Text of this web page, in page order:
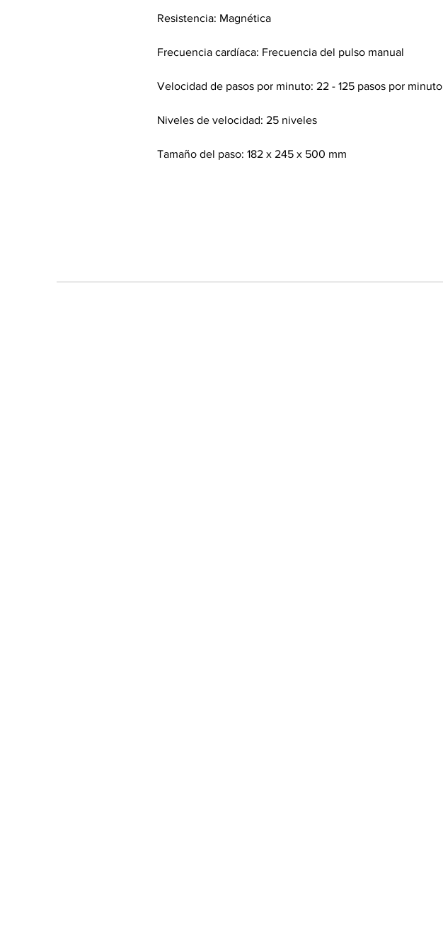
Resistencia: Magnética
Frecuencia cardíaca: Frecuencia del pulso manual
Velocidad de pasos por minuto: 22 - 125 pasos por minuto
Niveles de velocidad: 25 niveles
Tamaño del paso: 182 x 245 x 500 mm